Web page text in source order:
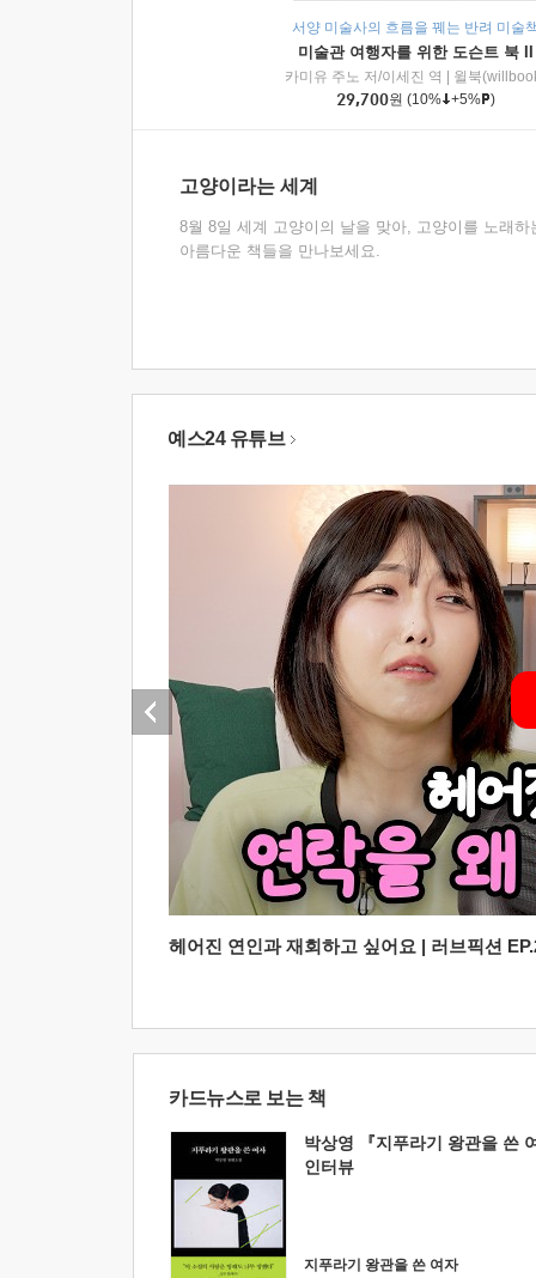
서양 미술사의 흐름을 꿰는 반려 미술
미술관 여행자를 위한 도슨트 북 II
카미유 주노 저/이세진 역
윌북
29,700원 (10% +5% )
고양이라는 세계
8월 8일 세계 고양이의 날을 맞아, 고양이를 노래하
아름다운 책들을 만나보세요.
예스24 유튜브
헤어진 연인과 재회하고 싶어요 | 러브픽션
카드뉴스로 보는 책
박상영 『지푸라기 왕관을 쓴
인터뷰
지푸라기 왕관을 쓴 여자